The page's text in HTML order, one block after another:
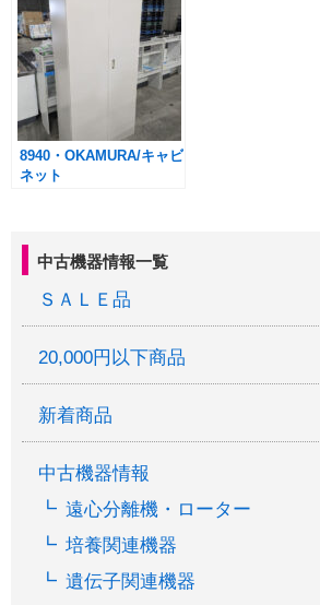
中古機器情報一覧
ＳＡＬＥ品
20,000円以下商品
新着商品
中古機器情報
遠心分離機・ローター
培養関連機器
遺伝子関連機器
8940・OKAMURA/キャビ
ネット